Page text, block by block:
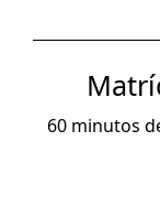
60 minutos